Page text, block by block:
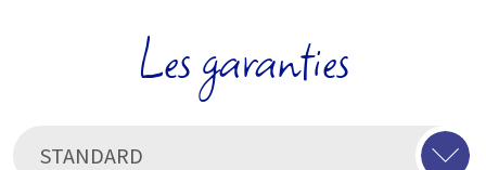
Les garanties
STANDARD